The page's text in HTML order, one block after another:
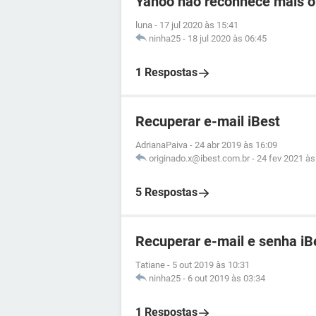
luna - 17 jul 2020 às 15:41
ninha25 - 18 jul 2020 às 06:45
1 Respostas
Recuperar e-mail iBest
AdrianaPaiva - 24 abr 2019 às 16:09
originado.x@ibest.com.br - 24 fev 2021
5 Respostas
Recuperar e-mail e senha
Tatiane - 5 out 2019 às 10:31
ninha25 - 6 out 2019 às 03:34
1 Respostas